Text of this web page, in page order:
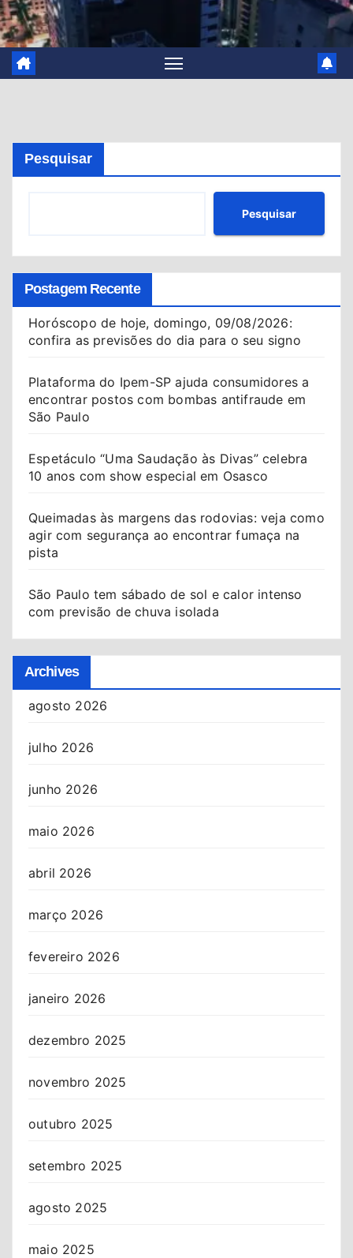
Pesquisar
Pesquisar
Postagem Recente
Horóscopo de hoje, domingo, 09/08/2026:
confira as previsões do dia para o seu signo
Plataforma do Ipem-SP ajuda consumidores a
encontrar postos com bombas antifraude em
São Paulo
Espetáculo “Uma Saudação às Divas” celebra
10 anos com show especial em Osasco
Queimadas às margens das rodovias: veja como
agir com segurança ao encontrar fumaça na
pista
São Paulo tem sábado de sol e calor intenso
com previsão de chuva isolada
Archives
agosto 2026
julho 2026
junho 2026
maio 2026
abril 2026
março 2026
fevereiro 2026
janeiro 2026
dezembro 2025
novembro 2025
outubro 2025
setembro 2025
agosto 2025
maio 2025